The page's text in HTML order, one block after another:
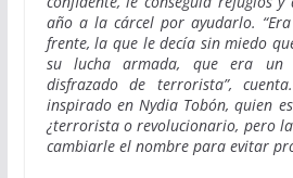
año a la cárcel por ayudarlo.
frente, la que le decía sin miedo
su lucha armada, que era un
disfrazado de terrorista”,
inspirado en Nydia Tobón, quien
¿terrorista o revolucionario, pero
cambiarle el nombre para evitar